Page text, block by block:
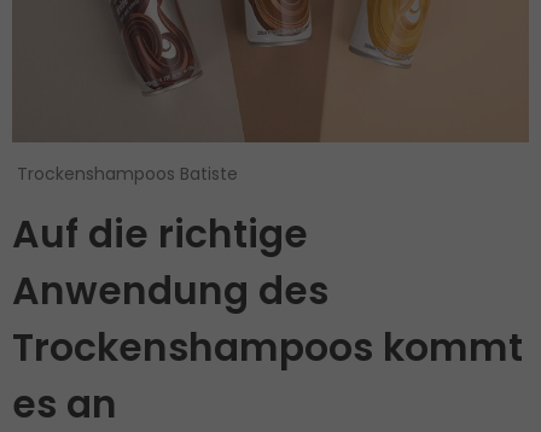
Trockenshampoos Batiste
Auf die richtige
Anwendung des
Trockenshampoos kommt
es an